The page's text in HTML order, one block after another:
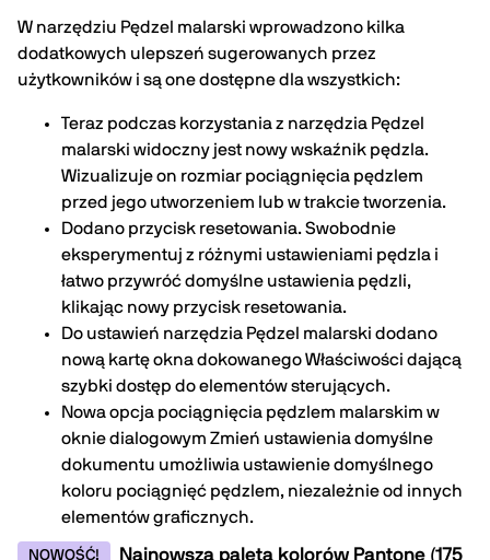
W narzędziu Pędzel malarski wprowadzono kilka
dodatkowych ulepszeń sugerowanych przez
użytkowników i są one dostępne dla wszystkich:
Teraz podczas korzystania z narzędzia Pędzel
malarski widoczny jest nowy wskaźnik pędzla.
Wizualizuje on rozmiar pociągnięcia pędzlem
przed jego utworzeniem lub w trakcie tworzenia.
Dodano przycisk resetowania. Swobodnie
eksperymentuj z różnymi ustawieniami pędzla i
łatwo przywróć domyślne ustawienia pędzli,
klikając nowy przycisk resetowania.
Do ustawień narzędzia Pędzel malarski dodano
nową kartę okna dokowanego Właściwości dającą
szybki dostęp do elementów sterujących.
Nowa opcja pociągnięcia pędzlem malarskim w
oknie dialogowym Zmień ustawienia domyślne
dokumentu umożliwia ustawienie domyślnego
koloru pociągnięć pędzlem, niezależnie od innych
elementów graficznych.
NOWOŚĆ!
Najnowsza paleta kolorów Pantone (175